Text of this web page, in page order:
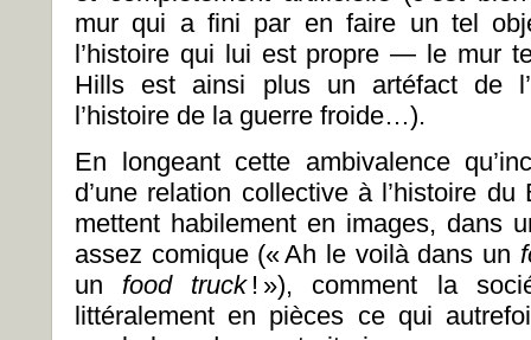
mur qui a fini par en faire un tel
l’histoire qui lui est propre — le mur
Hills est ainsi plus un artéfact de
l’histoire de la guerre froide…).
En longeant cette ambivalence
d’une relation collective à l’histoire
mettent habilement en images, dans
assez comique (« Ah le voilà dans un
unfood truck ! »), comment la
littéralement en pièces ce qui